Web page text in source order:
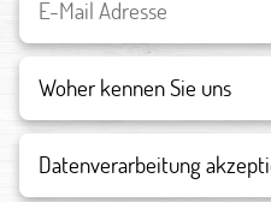
Datenverarbeitung